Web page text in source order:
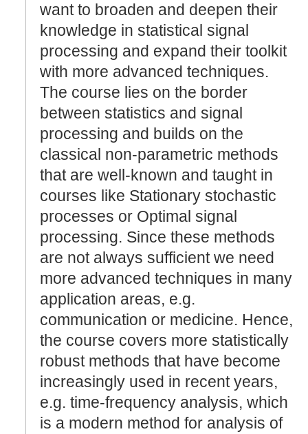
want to broaden and deepen their
knowledge in statistical signal
processing and expand their toolkit
with more advanced techniques.
The course lies on the border
between statistics and signal
processing and builds on the
classical non-parametric methods
that are well-known and taught in
courses like Stationary stochastic
processes or Optimal signal
processing. Since these methods
are not always sufficient we need
more advanced techniques in many
application areas, e.g.
communication or medicine. Hence,
the course covers more statistically
robust methods that have become
increasingly used in recent years,
e.g. time-frequency analysis, which
is a modern method for analysis of